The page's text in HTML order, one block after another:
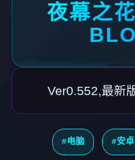
夜幕之
Ver0.552,最新
#电脑 #安卓